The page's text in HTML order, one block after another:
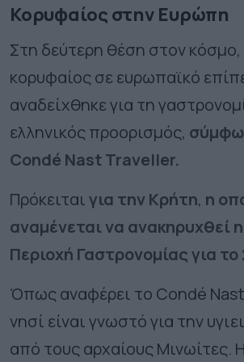
Κορυφαίος στην Ευρώπη
Στη δεύτερη θέση στον κόσμο,
κορυφαίος σε ευρωπαϊκό
αναδείχθηκε για τη
ελληνικός προορισμός,
Condé Nast Traveller.
Πρόκειταιγια την Κρήτη, η
αναμένεται να ανακηρυχθεί
Περιοχή Γαστρονομίας για
Όπως αναφέρει το Condé
νησί είναι γνωστό για την
από τους αρχαίους Μινωίτες. Η